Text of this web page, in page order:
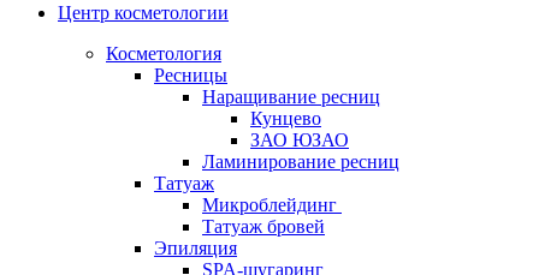
Классический маникюр
Японский маникюр
Французский маникюр
Детский маникюр (до 12 лет)
Мужской маникюр
Аппаратный маникюр
Европейский необрезной маникюр
Покрытие SHELLAC
Классический педикюр
Комбинированный педикюр
Центр косметологии
Косметология
Ресницы
Наращивание ресниц
Кунцево
ЗАО ЮЗАО
Ламинирование ресниц
Татуаж
Микроблейдинг
Татуаж бровей
Эпиляция
SPA-шугаринг